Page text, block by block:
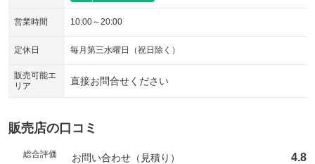
営業時間 10:00～20:00
定休日 毎月第三水曜日（祝日除く）
販売可能エ
リア
直接お問合せください
販売店の口コミ
総合評価 お問い合わせ（見積り） 4.8